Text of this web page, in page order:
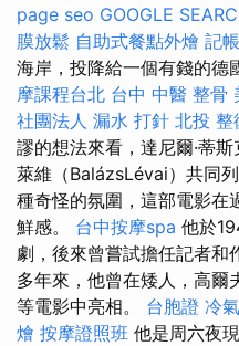
page seo GOOGLE
膜放鬆 自助式餐點外燴 記
海岸，投降給一個有錢的德
摩課程台北 台中 中醫 整骨
社團法人 漏水 打針 北投 整
謬的想法來看，達尼爾·蒂
萊維（BalázsLévai）共同
種奇怪的氛圍，這部電影在
鮮感。 台中按摩spa 他於
劇，後來曾嘗試擔任記者和
多年來，他曾在矮人，高爾
等電影中亮相。 台胞證 冷
燴 按摩證照班 他是周六夜